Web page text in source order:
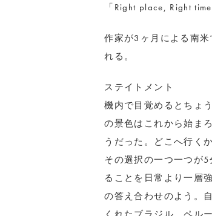
「Right place, Right
作家が3ヶ月による南
れる。
ステイトメント
機内で目覚めるとちょ
の景色はこれから始ま
うだった。どこへ行く
その選択の一つ一つが
ることを日常より一層
の答え合わせのよう。